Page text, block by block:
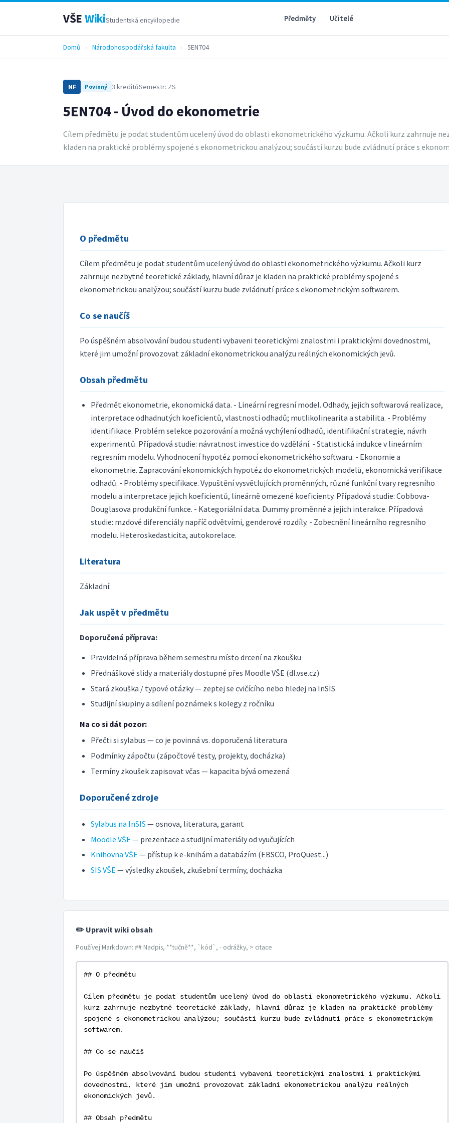
VŠE WikiStudentská encyklopedie Předměty Učitelé
Domů › Národohospodářská fakulta › 5EN704
NF Povinný 3 kreditůSemestr: ZS
5EN704 - Úvod do ekonometrie
Cílem předmětu je podat studentům ucelený úvod do oblasti ekonometrického výzkumu. Ačkoli kurz zahrnuje
kladen na praktické problémy spojené s ekonometrickou analýzou; součástí kurzu bude zvládnutí práce s
O předmětu
Cílem předmětu je podat studentům ucelený úvod do oblasti ekonometrického výzkumu. Ačkoli kurz
zahrnuje nezbytné teoretické základy, hlavní důraz je kladen na praktické problémy spojené s
ekonometrickou analýzou; součástí kurzu bude zvládnutí práce s ekonometrickým softwarem.
Co se naučíš
Po úspěšném absolvování budou studenti vybaveni teoretickými znalostmi i praktickými dovednostmi,
které jim umožní provozovat základní ekonometrickou analýzu reálných ekonomických jevů.
Obsah předmětu
Předmět ekonometrie, ekonomická data. - Lineární regresní model. Odhady, jejich softwarová realizace,
interpretace odhadnutých koeficientů, vlastnosti odhadů; mutlikolinearita a stabilita. - Problémy
identifikace. Problém selekce pozorování a možná vychýlení odhadů, identifikační strategie, návrh
experimentů. Případová studie: návratnost investice do vzdělání. - Statistická indukce v lineárním
regresním modelu. Vyhodnocení hypotéz pomocí ekonometrického softwaru. - Ekonomie a
ekonometrie. Zapracování ekonomických hypotéz do ekonometrických modelů, ekonomická verifikace
odhadů. - Problémy specifikace. Vypuštění vysvětlujících proměnných, různé funkční tvary regresního
modelu a interpretace jejich koeficientů, lineárně omezené koeficienty. Případová studie: Cobbova-
Douglasova produkční funkce. - Kategoriální data. Dummy proměnné a jejich interakce. Případová
studie: mzdové diferenciály napříč odvětvími, genderové rozdíly. - Zobecnění lineárního regresního
modelu. Heteroskedasticita, autokorelace.
Literatura
Základní:
Jak uspět v předmětu
Doporučená příprava:
Pravidelná příprava během semestru místo drcení na zkoušku
Přednáškové slidy a materiály dostupné přes Moodle VŠE (dl.vse.cz)
Stará zkouška / typové otázky — zeptej se cvičícího nebo hledej na InSIS
Studijní skupiny a sdílení poznámek s kolegy z ročníku
Na co si dát pozor:
Přečti si sylabus — co je povinná vs. doporučená literatura
Podmínky zápočtu (zápočtové testy, projekty, docházka)
Termíny zkoušek zapisovat včas — kapacita bývá omezená
Doporučené zdroje
Sylabus na InSIS — osnova, literatura, garant
Moodle VŠE — prezentace a studijní materiály od vyučujících
Knihovna VŠE — přístup k e-knihám a databázím (EBSCO, ProQuest...)
SIS VŠE — výsledky zkoušek, zkušební termíny, docházka
✏️ Upravit wiki obsah
Používej Markdown: ## Nadpis, **tučně**, `kód`, - odrážky, > citace